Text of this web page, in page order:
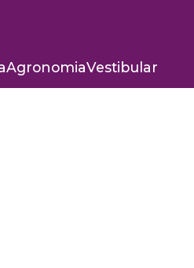
AgronomiaVestibular